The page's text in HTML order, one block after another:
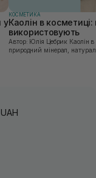
у
КОСМЕТИКА
Каолін в
використовують
Автор: Юлія Цебрик Каолін в косметології – це
природний мінерал,